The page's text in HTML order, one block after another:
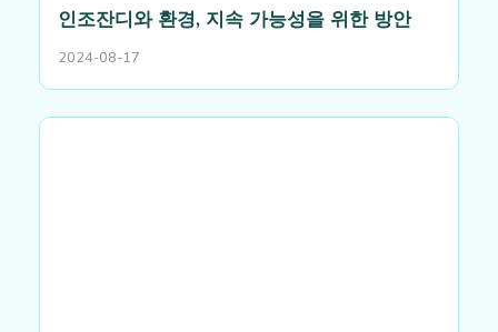
인조잔디와 환경, 지속 가능성을 위한 방안
2024-08-17